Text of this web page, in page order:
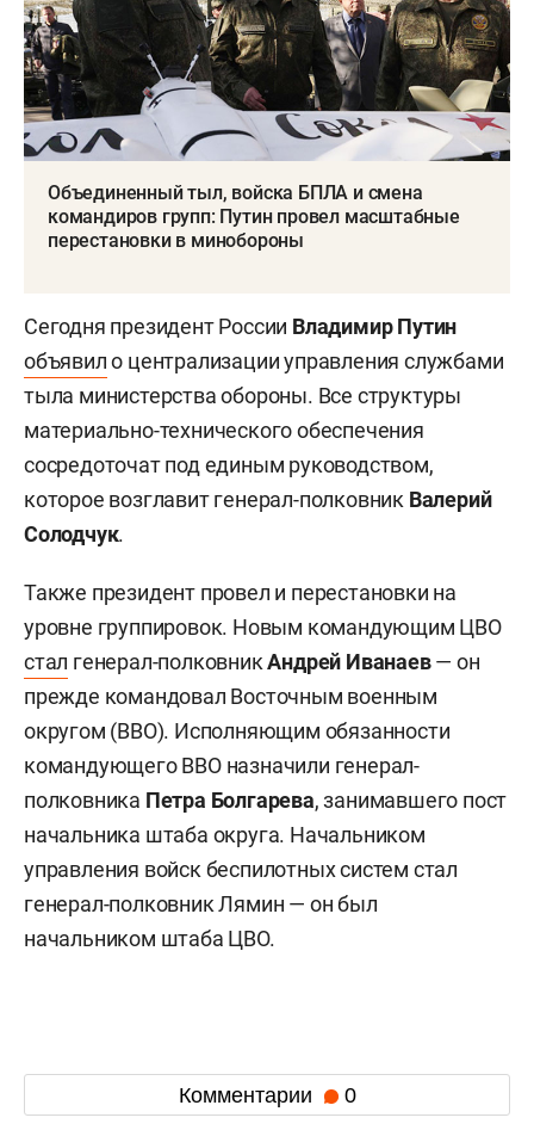
Объединенный тыл, войска БПЛА и смена
командиров групп: Путин провел масштабные
перестановки в минобороны
Сегодня президент России Владимир Путин
объявило централизации управления службами
тыла министерства обороны. Все структуры
материально-технического обеспечения
сосредоточат под единым руководством,
которое возглавит генерал-полковник Валерий
Солодчук.
Также президент провел и перестановки на
уровне группировок. Новым командующим ЦВО
стал генерал-полковникАндрей Иванаев— он
прежде командовал Восточным военным
округом (ВВО). Исполняющим обязанности
командующего ВВО назначили генерал-
полковника Петра Болгарева, занимавшего пост
начальника штаба округа. Начальником
управления войск беспилотных систем стал
генерал-полковник Лямин — он был
начальником штаба ЦВО.
Комментарии 0